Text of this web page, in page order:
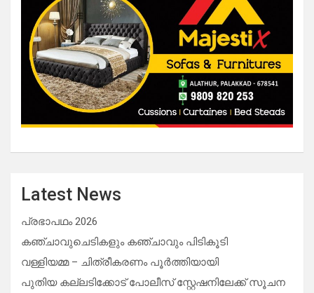
Latest News
പ്രഭാപഥം 2026
കഞ്ചാവുചെടികളും കഞ്ചാവും പിടികൂടി
വള്ളിയമ്മ – ചിത്രീകരണം പൂർത്തിയായി
പുതിയ കല്ലടിക്കോട് പോലീസ് സ്റ്റേഷനിലേക്ക് സൂചന